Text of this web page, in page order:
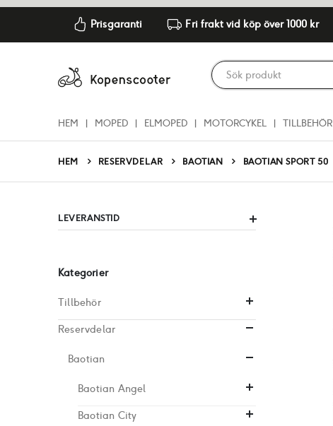
Prisgaranti Fri frakt vid köp över 1000 kr
HEM MOPED ELMOPED MOTORCYKEL TILLBEHÖR
HEM RESERVDELAR BAOTIAN BAOTIAN SPORT 50
LEVERANSTID
Kategorier
Tillbehör
Reservdelar
Baotian
Baotian Angel
Baotian City